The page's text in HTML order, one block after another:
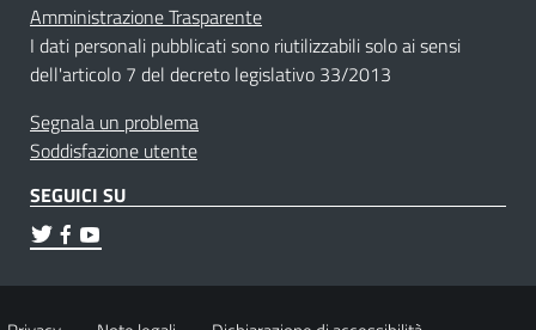
Amministrazione Trasparente
I dati personali pubblicati sono riutilizzabili solo ai sensi
dell'articolo 7 del decreto legislativo 33/2013
Segnala un problema
Soddisfazione utente
SEGUICI SU